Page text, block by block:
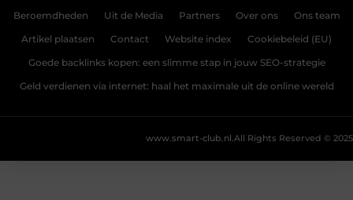
Beroemdheden Uit de Media Partners Over ons Ons team
Artikel plaatsen Contact Website index Cookiebeleid (EU)
Goede backlinks kopen: een slimme stap in jouw SEO-strategie
Geld verdienen via internet: haal het maximale uit de online wereld
All Rights Reserved © 2025
www.smart-club.nl.